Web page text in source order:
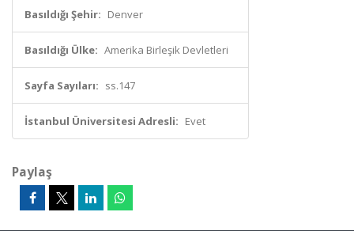
Basıldığı Şehir: Denver
Basıldığı Ülke: Amerika Birleşik Devletleri
Sayfa Sayıları: ss.147
İstanbul Üniversitesi Adresli: Evet
Paylaş